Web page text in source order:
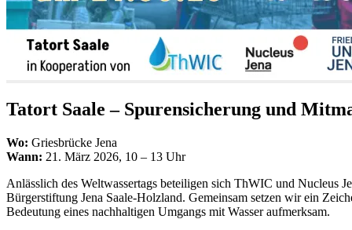
Tatort Saale – Spurensicherung und
Wo: Griesbrücke Jena
Wann: 21. März 2026, 10 – 13 Uhr
Anlässlich des Weltwassertags beteiligen sich ThWIC und Nucleus
Bürgerstiftung Jena Saale-Holzland. Gemeinsam setzen wir ein
Bedeutung eines nachhaltigen Umgangs mit Wasser aufmerksam.